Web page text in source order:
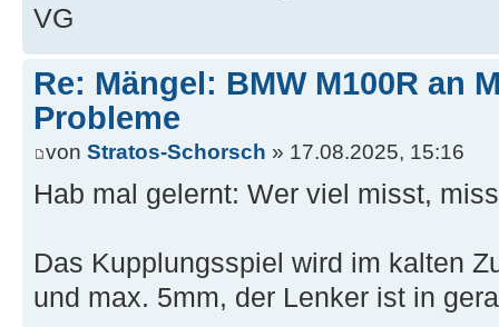
VG
Re: Mängel: BMW M100R an
Probleme
von Stratos-Schorsch » 17.08.2025, 15:16
Hab mal gelernt: Wer viel misst,
Das Kupplungsspiel wird im kalten
und max. 5mm, der Lenker ist in